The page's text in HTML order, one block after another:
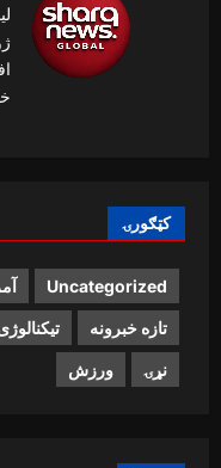
کټګورۍ
Uncategorized
تازه خبرونه
نړۍ ورزش